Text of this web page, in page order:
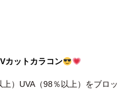
カットカラコン
）UVA（98％以上）をブロッ